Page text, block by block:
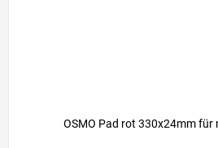
OSMO Pad rot 330x24mm für